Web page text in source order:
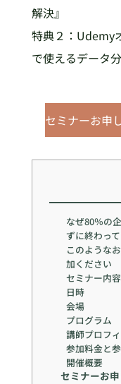
解決』
特典２：Udemy
で使えるデータ分
セミナーお申
なぜ80％の
ずに終わっ
このような
加ください
セミナー内容
日時
会場
プログラム
講師プロフ
参加料金と
開催概要
セミナーお